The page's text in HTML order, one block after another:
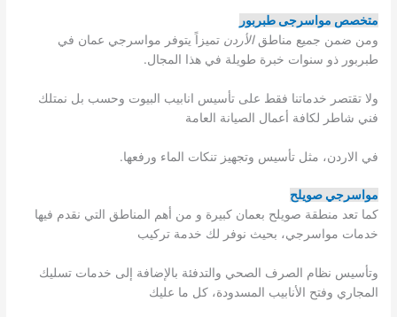
متخصص مواسرجى طبربور
ومن ضمن جميع مناطقالأردن تميزاً يتوفر مواسرجي عمان في
طبربور ذو سنوات خبرة طويلة في هذا المجال.
ولا تقتصر خدماتنا فقط على تأسيس انابيب البيوت وحسب بل نمتلك
فني شاطر لكافة أعمال الصيانة العامة
في الاردن، مثل تأسيس وتجهيز تنكات الماء ورفعها.
مواسرجي صويلح
كما تعد منطقة صويلح بعمان كبيرة و من أهم المناطق التي نقدم فيها
خدمات مواسرجي، بحيث نوفر لك خدمة تركيب
وتأسيس نظام الصرف الصحي والتدفئة بالإضافة إلى خدمات تسليك
المجاري وفتح الأنابيب المسدودة، كل ما عليك